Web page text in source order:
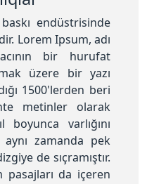
endüstrisinde
Lorem Ipsum, adı
bir hurufat
üzere bir yazı
1500'lerden beri
metinler olarak
boyunca varlığını
zamanda pek
de sıçramıştır.
pasajları da içeren